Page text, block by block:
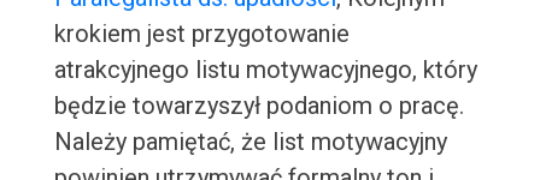
krokiem jest przygotowanie
atrakcyjnego listu motywacyjnego, który
będzie towarzyszył podaniom o pracę.
Należy pamiętać, że list motywacyjny